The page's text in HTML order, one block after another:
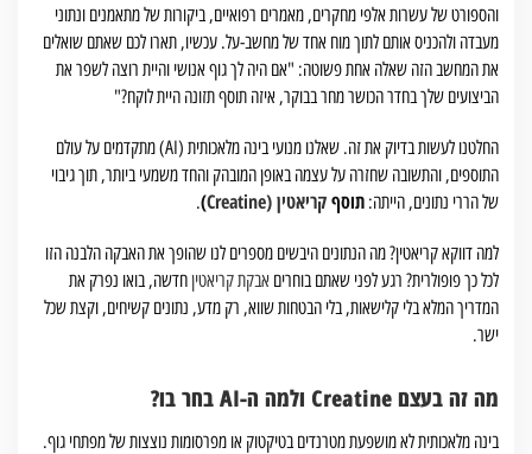
והספורט של עשרות אלפי מחקרים, מאמרים רפואיים, ביקורות של מתאמנים ונתוני
מעבדה ולהכניס אותם לתוך מוח אחד של מחשב-על. עכשיו, תארו לכם שאתם שואלים
את המחשב הזה שאלה אחת פשוטה: "אם היה לך גוף אנושי והיית רוצה לשפר את
הביצועים שלך בחדר הכושר מחר בבוקר, איזה תוסף תזונה היית לוקח?"
החלטנו לעשות בדיוק את זה. שאלנו מנועי בינה מלאכותית (AI) מתקדמים על עולם
התוספים, והתשובה שחזרה על עצמה באופן המובהק והחד משמעי ביותר, תוך גיבוי
של הררי נתונים, הייתה: תוסףקריאטין (Creatine )
.
למה דווקא קריאטין? מה הנתונים היבשים מספרים לנו שהופך את האבקה הלבנה הזו
לכל כך פופולרית? רגע לפני שאתם בוחרים אבקת קריאטיןחדשה, בואו נפרק את
המדריך המלא בלי קלישאות, בלי הבטחות שווא, רק מדע, נתונים קשיחים, וקצת שכל
ישר.
מה זה בעצם Creatine ולמה ה-AI בחר בו?
בינה מלאכותית לא מושפעת מטרנדים בטיקטוק או מפרסומות נוצצות של מפתחי גוף.